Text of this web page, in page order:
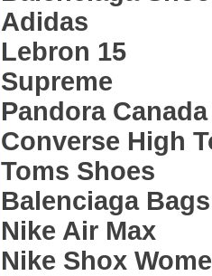
Adidas
Lebron 15
Supreme
Pandora Canada
Converse High
Toms Shoes
Balenciaga Bags
Nike Air Max
Nike Shox